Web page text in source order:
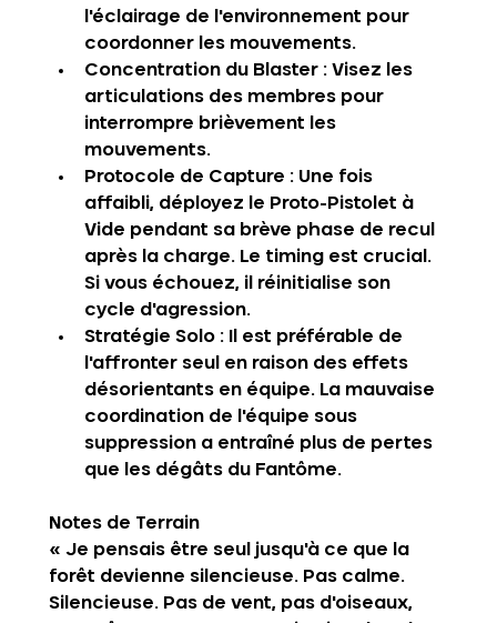
l'éclairage de l'environnement pour
coordonner les mouvements.
Concentration du Blaster : Visez les
articulations des membres pour
interrompre brièvement les
mouvements.
Protocole de Capture : Une fois
affaibli, déployez le Proto-Pistolet à
Vide pendant sa brève phase de recul
après la charge. Le timing est crucial.
Si vous échouez, il réinitialise son
cycle d'agression.
Stratégie Solo : Il est préférable de
l'affronter seul en raison des effets
désorientants en équipe. La mauvaise
coordination de l'équipe sous
suppression a entraîné plus de pertes
que les dégâts du Fantôme.
Notes de Terrain‍
« Je pensais être seul jusqu'à ce que la
forêt devienne silencieuse. Pas calme.
Silencieuse. Pas de vent, pas d'oiseaux,